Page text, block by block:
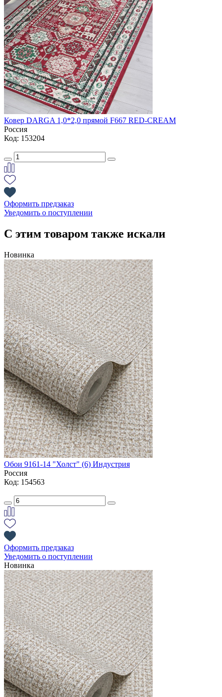
Ковер DARGA 1,0*2,0 прямой F667 RED-CREAM
Россия
Код: 153204
Оформить предзаказ
Уведомить о поступлении
С этим товаром также искали
Новинка
Обои 9161-14 "Холст" (6) Индустрия
Россия
Код: 154563
Оформить предзаказ
Уведомить о поступлении
Новинка